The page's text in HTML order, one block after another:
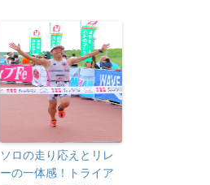
ソロの走り応えとリレ
ーの一体感！トライア